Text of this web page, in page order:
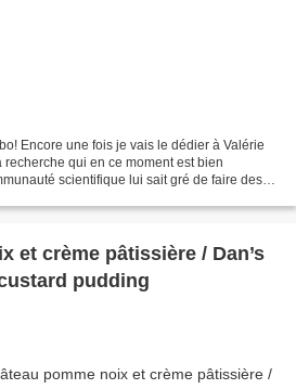
Encore une fois je vais le dédier à Valérie
recherche qui en ce moment est bien
scientifique lui sait gré de faire des
et crème pâtissière / Dan’s
pudding